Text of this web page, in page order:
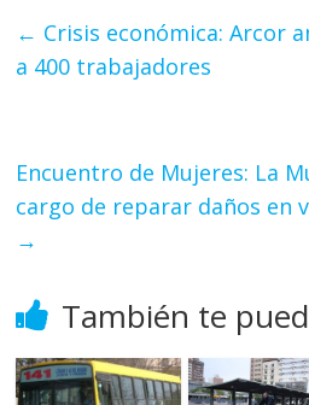
← Crisis económica: Arcor
a 400 trabajadores
Encuentro de Mujeres: La
cargo de reparar daños en
→
También te